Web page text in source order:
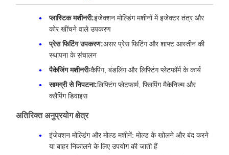
प्लास्टिक मशीनरी:इंजेक्शन मोल्डिंग मशीनों में इजेक्टर तंत्र और
कोर खींचने वाले उपकरण
प्रेस फिटिंग उपकरण:असर प्रेस फिटिंग और शाफ्ट आस्तीन की
स्थापना के संचालन
पैकेजिंग मशीनरीःकैपिंग, बंडलिंग और लिफ्टिंग प्लेटफॉर्म के कार्य
सामग्री से निपटना:लिफ्टिंग प्लेटफार्म, फ्लिपिंग मैकेनिज्म और
क्लैंपिंग डिवाइस
अतिरिक्त अनुप्रयोग क्षेत्र
इंजेक्शन मोल्डिंग और मोल्ड मशीनें: मोल्ड के खोलने और बंद करने
या बाहर निकालने के लिए उपयोग की जाती हैं